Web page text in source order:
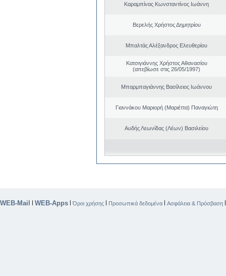
Καραμπίνας Κωνσταντίνος Ιωάννη
Βερελής Χρήστος Δημητρίου
Μπαλτάς Αλέξανδρος Ελευθερίου
Κατσιγιάννης Χρήστος Αθανασίου
(απεβίωσε στις 26/05/1997)
Μπαρμπαγιάννης Βασίλειος Ιωάννου
Γιαννάκου Μαριορή (Μαριέττα) Παναγιώτη
Αυδής Λεωνίδας (Λέων) Βασιλείου
WEB-Mail | WEB-Apps |Όροι χρήσης | Προσωπικά δεδομένα | Ασφάλεια & Πρόσβαση